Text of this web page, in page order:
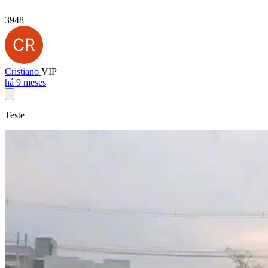
3948
Cristiano VIP
há 9 meses
Teste